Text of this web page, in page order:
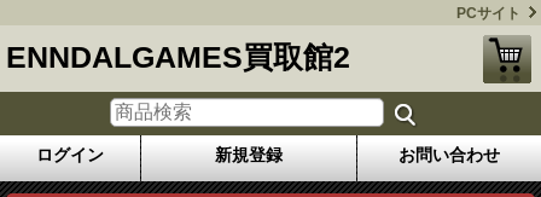
PCサイト
ENNDALGAMES買取館2
ログイン 新規登録 お問い合わせ